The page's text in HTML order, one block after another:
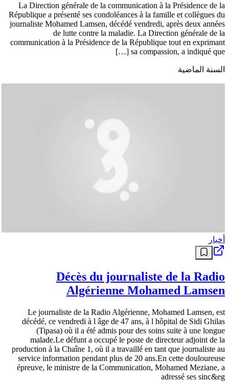
La Direction générale de la communication à la Présidence de la
République a présenté ses condoléances à la famille et collègues du
journaliste Mohamed Lamsen, décédé vendredi, après deux années
de lutte contre la maladie. La Direction générale de la
communication à la Présidence de la République tout en exprimant
sa compassion, a indiqué que […]
السنة الماضية
أخبار
Décès du journaliste de la Radio
Algérienne Mohamed Lamsen
Le journaliste de la Radio Algérienne, Mohamed Lamsen, est
décédé, ce vendredi à l âge de 47 ans, à l hôpital de Sidi Ghilas
(Tipasa) où il a été admis pour des soins suite à une longue
malade.Le défunt a occupé le poste de directeur adjoint de la
production à la Chaîne 1, où il a travaillé en tant que journaliste au
service information pendant plus de 20 ans.En cette douloureuse
épreuve, le ministre de la Communication, Mohamed Meziane, a
adressé ses sinc&eg